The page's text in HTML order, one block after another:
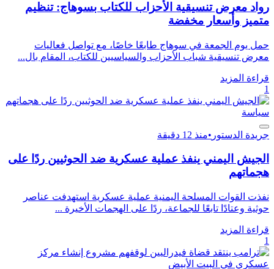
رواد معرض تنسيقية الأحزاب للكتاب بسوهاج: تنظيم
متميز وأسعار مخفضة
حمل يوم الجمعة في سوهاج طابعًا خاصًا، مع تواصل فعاليات
معرض تنسيقية شباب الأحزاب والسياسيين للكتاب، المقام بال...
قراءة المزيد
1
سياسة
جريدة الدستور •منذ 12 دقيقة
الجيش اليمني ينفذ عملية عسكرية ضد الحوثيين ردًا على
هجماتهم
نفذت القوات المسلحة اليمنية عملية عسكرية استهدفت عناصر
حوثية وعتادًا تابعًا للجماعة، ردًا على الهجمات الأخيرة ...
قراءة المزيد
1